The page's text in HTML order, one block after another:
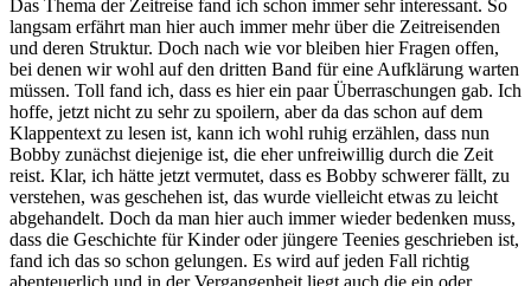
Das Thema der Zeitreise fand ich schon immer sehr interessant. So
langsam erfährt man hier auch immer mehr über die Zeitreisenden
und deren Struktur. Doch nach wie vor bleiben hier Fragen offen,
bei denen wir wohl auf den dritten Band für eine Aufklärung warten
müssen. Toll fand ich, dass es hier ein paar Überraschungen gab. Ich
hoffe, jetzt nicht zu sehr zu spoilern, aber da das schon auf dem
Klappentext zu lesen ist, kann ich wohl ruhig erzählen, dass nun
Bobby zunächst diejenige ist, die eher unfreiwillig durch die Zeit
reist. Klar, ich hätte jetzt vermutet, dass es Bobby schwerer fällt, zu
verstehen, was geschehen ist, das wurde vielleicht etwas zu leicht
abgehandelt. Doch da man hier auch immer wieder bedenken muss,
dass die Geschichte für Kinder oder jüngere Teenies geschrieben ist,
fand ich das so schon gelungen. Es wird auf jeden Fall richtig